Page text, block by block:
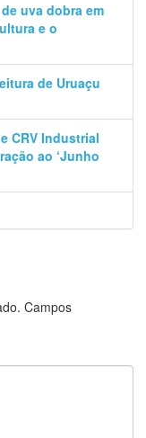
uva dobra em
e o
de Uruaçu
CRV Industrial
ao ‘Junho
Campos